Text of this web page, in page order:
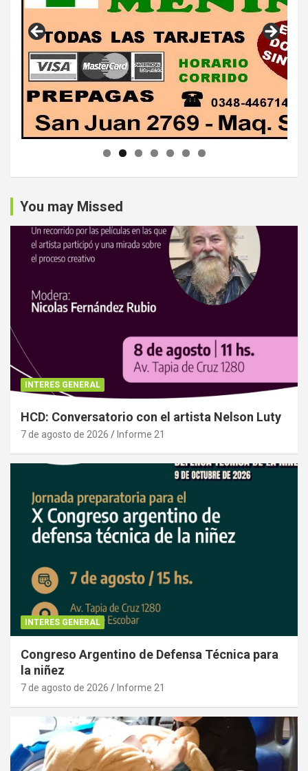
You may Missed
INTERES GENERAL
HCD: Conversatorio con el artista Nelson Luty
7 de agosto de 2026 Informe 21
INTERES GENERAL
Congreso Argentino de Defensa Técnica para
la niñez
7 de agosto de 2026 Informe 21